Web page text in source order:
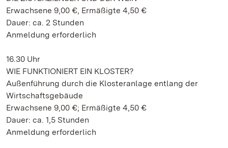
Erwachsene 9,00 €, Ermäßigte 4,50 €
Dauer: ca. 2 Stunden
Anmeldung erforderlich
16.30 Uhr
WIE FUNKTIONIERT EIN KLOSTER?
Außenführung durch die Klosteranlage entlang der
Wirtschaftsgebäude
Erwachsene 9,00 €; Ermäßigte 4,50 €
Dauer: ca. 1,5 Stunden
Anmeldung erforderlich